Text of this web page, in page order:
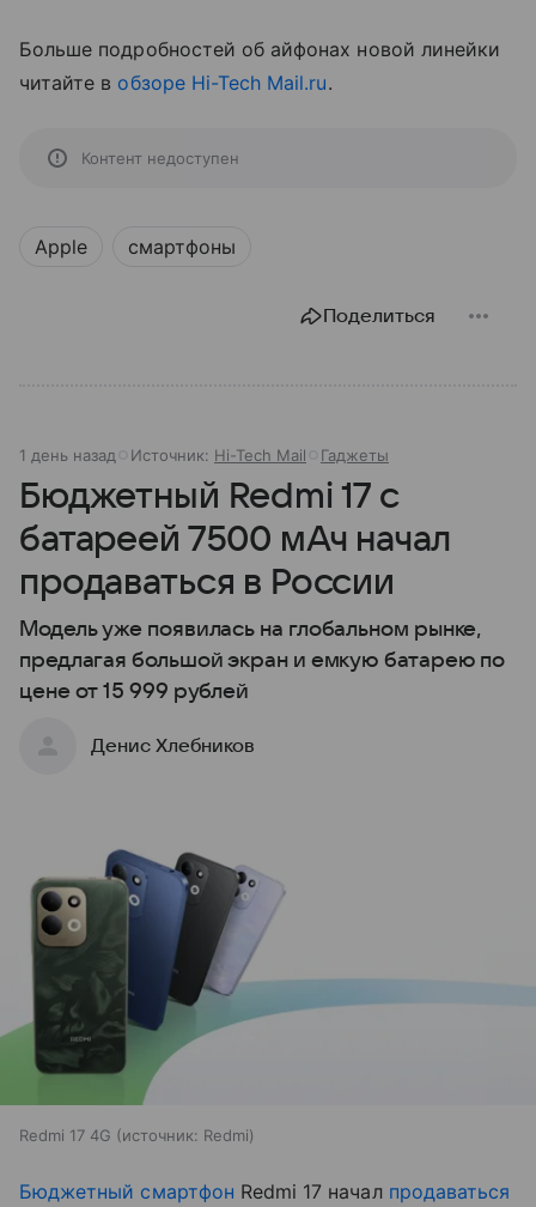
Больше подробностей об айфонах новой линейки
читайте в обзоре Hi-Tech Mail.ru.
Контент недоступен
Apple смартфоны
Поделиться
1 день назад Источник: Hi-Tech Mail Гаджеты
Бюджетный Redmi 17 с
батареей 7500 мАч начал
продаваться в России
Модель уже появилась на глобальном рынке,
предлагая большой экран и емкую батарею по
цене от 15 999 рублей
Денис Хлебников
Redmi 17 4G источник: Redmi
Бюджетный смартфон Redmi 17 начал продаваться